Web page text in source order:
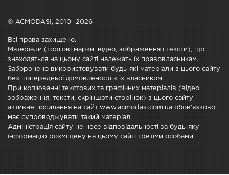
© ACMODASI, 2010 -2026
Всі права захищено.
Матеріали (торгові марки, відео, зображення і тексти), що
знаходяться на цьому сайті належать їх правовласникам.
Заборонено використовувати будь-які матеріали з цього сайту
без попередньої домовленості з їх власником.
При копіюванні текстових та графічних матеріалів (відео,
зображення, тексти, скріншоти сторінок) з цього сайту
активне посилання на сайт www.acmodasi.com.ua обов'язково
має супроводжувати такий матеріал.
Адміністрація сайту не несе відповідальності за будь-яку
інформацію розміщену на цьому сайті третіми особами.